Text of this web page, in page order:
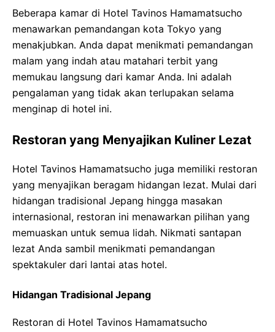
Beberapa kamar di Hotel Tavinos Hamamatsucho
menawarkan pemandangan kota Tokyo yang
menakjubkan. Anda dapat menikmati pemandangan
malam yang indah atau matahari terbit yang
memukau langsung dari kamar Anda. Ini adalah
pengalaman yang tidak akan terlupakan selama
menginap di hotel ini.
Restoran yang Menyajikan Kuliner Lezat
Hotel Tavinos Hamamatsucho juga memiliki restoran
yang menyajikan beragam hidangan lezat. Mulai dari
hidangan tradisional Jepang hingga masakan
internasional, restoran ini menawarkan pilihan yang
memuaskan untuk semua lidah. Nikmati santapan
lezat Anda sambil menikmati pemandangan
spektakuler dari lantai atas hotel.
Hidangan Tradisional Jepang
Restoran di Hotel Tavinos Hamamatsucho